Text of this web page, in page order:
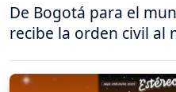
De Bogotá para el
recibe la orden civil al